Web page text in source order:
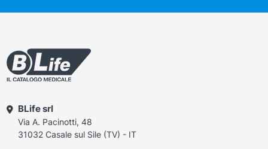
BLife srl
Via A. Pacinotti, 48
31032 Casale sul Sile (TV) - IT